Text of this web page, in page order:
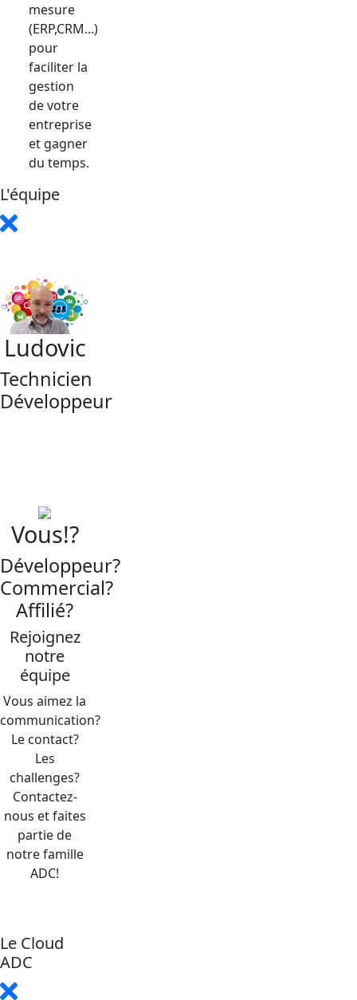
mesure
(ERP,CRM...)
pour
faciliter la
gestion
de votre
entreprise
et gagner
du temps.
L'équipe
Ludovic
Technicien
Développeur
Vous!?
Développeur?
Commercial?
Affilié?
Rejoignez
notre
équipe
Vous aimez la
communication?
Le contact?
Les
challenges?
Contactez-
nous et faites
partie de
notre famille
ADC!
Le Cloud
ADC